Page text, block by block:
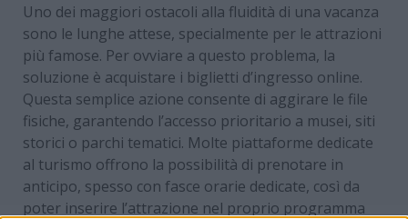
Uno dei maggiori ostacoli alla fluidità di una vacanza
sono le lunghe attese, specialmente per le attrazioni
più famose. Per ovviare a questo problema, la
soluzione è acquistare i biglietti d’ingresso online.
Questa semplice azione consente di aggirare le file
fisiche, garantendo l’accesso prioritario a musei, siti
storici o parchi tematici. Molte piattaforme dedicate
al turismo offrono la possibilità di prenotare in
anticipo, spesso con fasce orarie dedicate, così da
poter inserire l’attrazione nel proprio programma